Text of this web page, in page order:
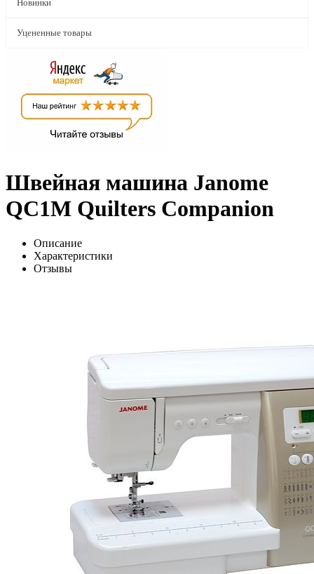
Новинки
Уцененные товары
Швейная машина Janome
QC1M Quilters Companion
Описание
Характеристики
Отзывы